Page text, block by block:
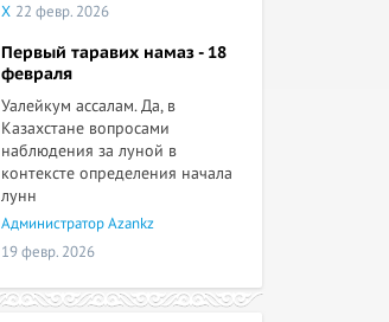
X 22 февр. 2026
Первый таравих намаз - 18
февраля
Уалейкум ассалам. Да, в
Казахстане вопросами
наблюдения за луной в
контексте определения начала
лунн
Администратор Azankz
19 февр. 2026